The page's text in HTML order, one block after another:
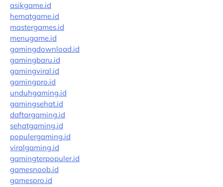
asikgame.id
hematgame.id
mastergames.id
menugame.id
gamingdownload.id
gamingbaru.id
gamingviral.id
gamingpro.id
unduhgaming.id
gamingsehat.id
daftargaming.id
sehatgaming.id
populergaming.id
viralgaming.id
gamingterpopuler.id
gamesnoob.id
gamespro.id